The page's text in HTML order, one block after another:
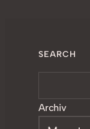
SEARCH
Archiv